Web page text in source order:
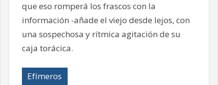
que eso romperá los frascos con la
información -añade el viejo desde lejos, con
una sospechosa y rítmica agitación de su
caja torácica.
Efímeros